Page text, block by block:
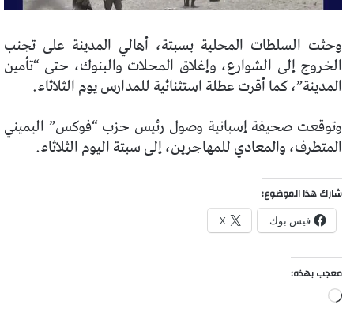
وحثت السلطات المحلية بسبتة، أهالي المدينة على تجنب
الخروج إلى الشوارع، وإغلاق المحلات والبنوك، حتى “تأمين
المدينة”، كما أقرت عطلة استثنائية للمدارس يوم الثلاثاء.
وتوقعت صحيفة إسبانية وصول رئيس حزب “فوكس” اليميني
المتطرف، والمعادي للمهاجرين، إلى سبتة اليوم الثلاثاء.
شارك هذا الموضوع:
فيس بوك X
معجب بهذه:
جاري